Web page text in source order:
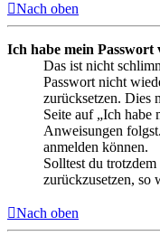
Nach oben
Ich habe mein Passwort
Das ist nicht
Passwort nicht
zurücksetzen. Dies
Seite auf „Ich habe
Anweisungen
anmelden können.
Solltest du
zurückzusetzen, so
Nach oben